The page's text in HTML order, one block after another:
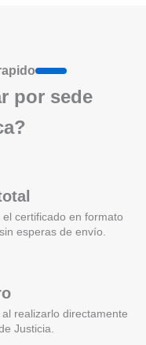
r por sede
certificado en formato
esperas de envío.
realizarlo directamente
Justicia.